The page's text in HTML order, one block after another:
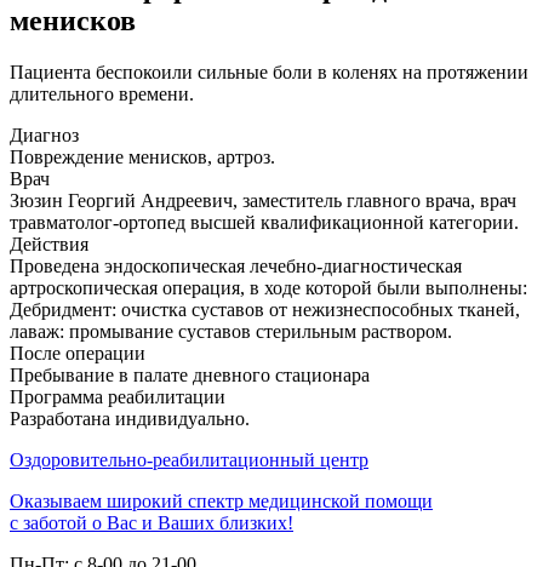
менисков
Пациента беспокоили сильные боли в коленях на протяжении
длительного времени.
Диагноз
Повреждение менисков, артроз.
Врач
Зюзин Георгий Андреевич, заместитель главного врача, врач
травматолог-ортопед высшей квалификационной категории.
Действия
Проведена эндоскопическая лечебно-диагностическая
артроскопическая операция, в ходе которой были выполнены:
Дебридмент: очистка суставов от нежизнеспособных тканей,
лаваж: промывание суставов стерильным раствором.
После операции
Пребывание в палате дневного стационара
Программа реабилитации
Разработана индивидуально.
Оздоровительно-реабилитационный центр
Оказываем широкий спектр медицинской помощи
с заботой о Вас и Ваших близких!